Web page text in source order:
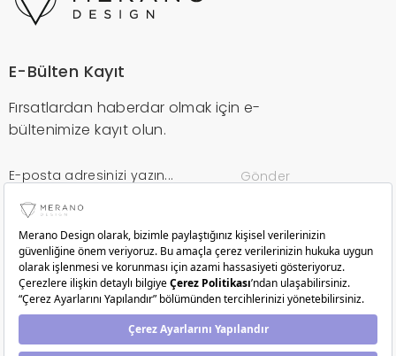
E-Bülten Kayıt
Fırsatlardan haberdar olmak için e-
bültenimize kayıt olun.
Gönder
Kurumsal
Müşteri Hizmetleri